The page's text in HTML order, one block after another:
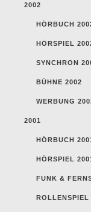
2002
HÖRBUCH
HÖRSPIEL
SYNCHRON
BÜHNE 2002
WERBUNG
2001
HÖRBUCH
HÖRSPIEL
FUNK &
ROLLENSPIEL